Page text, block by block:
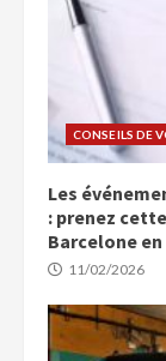
CONSEILS DE
Les
: prenez
Barcelone
11/02/2026